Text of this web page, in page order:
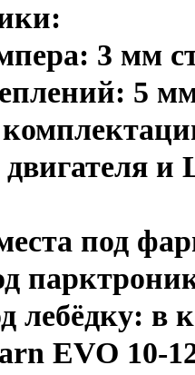
3 мм
5
и
под
лебёдку: в
EVO 10-